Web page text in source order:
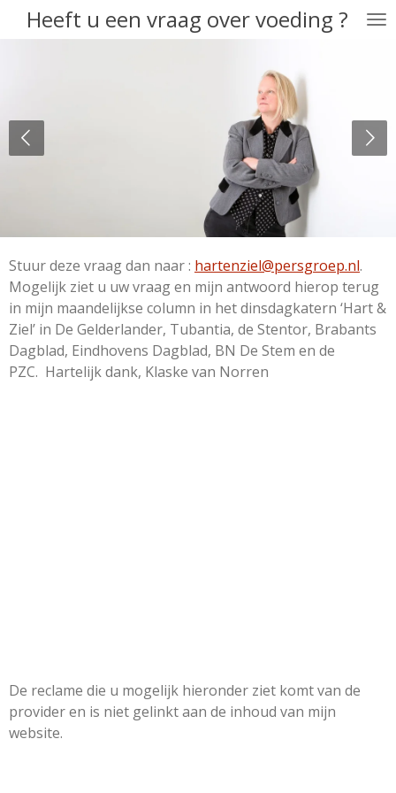
direct
Heeft u een vraag over voeding ?
Stuur deze vraag dan naar : hartenziel@persgroep.nl.
Mogelijk ziet u uw vraag en mijn antwoord hierop terug
in mijn maandelijkse column in het dinsdagkatern ‘Hart &
Ziel’ in De Gelderlander, Tubantia, de Stentor, Brabants
Dagblad, Eindhovens Dagblad, BN De Stem en de
PZC. Hartelijk dank, Klaske van Norren
De reclame die u mogelijk hieronder ziet komt van de
provider en is niet gelinkt aan de inhoud van mijn
website.